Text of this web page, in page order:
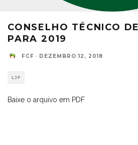
CONSELHO TÉCNICO
PARA 2019
FCF · DEZEMBRO 12, 2018
LJF
Baixe o arquivo em PDF